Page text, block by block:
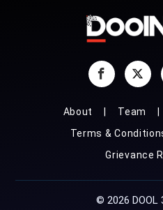
About Team
Terms &
Grievance
© 2026 DOOL